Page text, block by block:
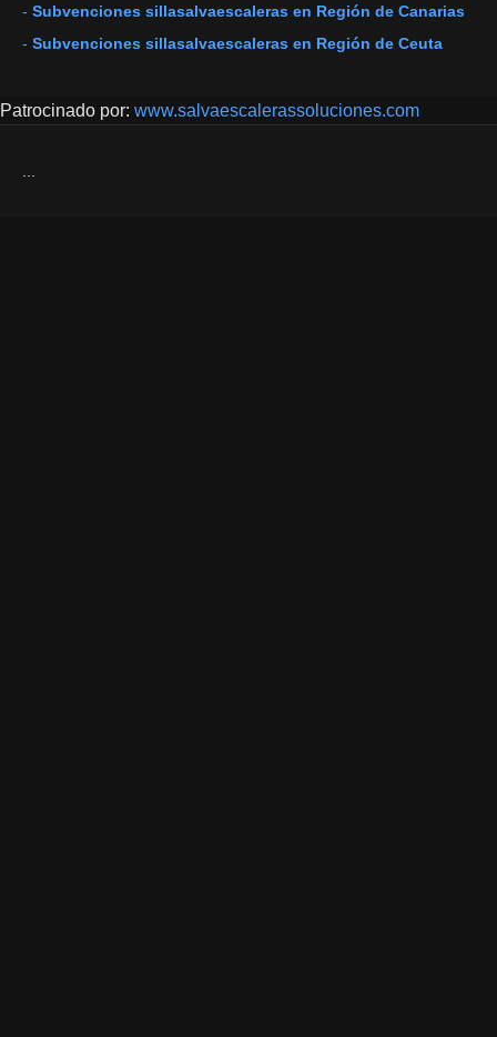
- Subvenciones sillasalvaescaleras en Región de Canarias
- Subvenciones sillasalvaescaleras en Región de Ceuta
Patrocinado por: www.salvaescalerassoluciones.com